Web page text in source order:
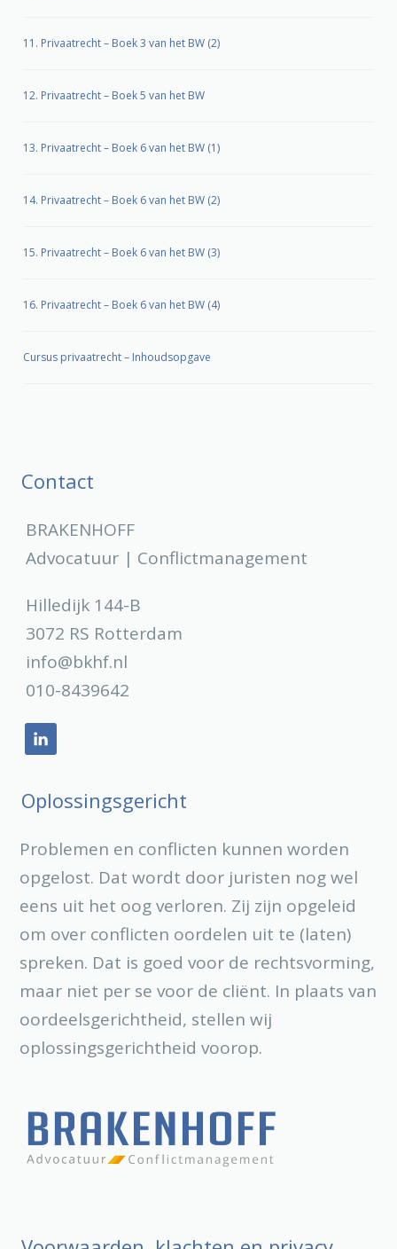
11. Privaatrecht – Boek 3 van het BW (2)
12. Privaatrecht – Boek 5 van het BW
13. Privaatrecht – Boek 6 van het BW (1)
14. Privaatrecht – Boek 6 van het BW (2)
15. Privaatrecht – Boek 6 van het BW (3)
16. Privaatrecht – Boek 6 van het BW (4)
Cursus privaatrecht – Inhoudsopgave
Contact
BRAKENHOFF
Advocatuur | Conflictmanagement
Hilledijk 144-B
3072 RS Rotterdam
info@bkhf.nl
010-8439642
Oplossingsgericht
Problemen en conflicten kunnen worden
opgelost. Dat wordt door juristen nog wel
eens uit het oog verloren. Zij zijn opgeleid
om over conflicten oordelen uit te (laten)
spreken. Dat is goed voor de rechtsvorming,
maar niet per se voor de cliënt. In plaats van
oordeelsgerichtheid, stellen wij
oplossingsgerichtheid voorop.